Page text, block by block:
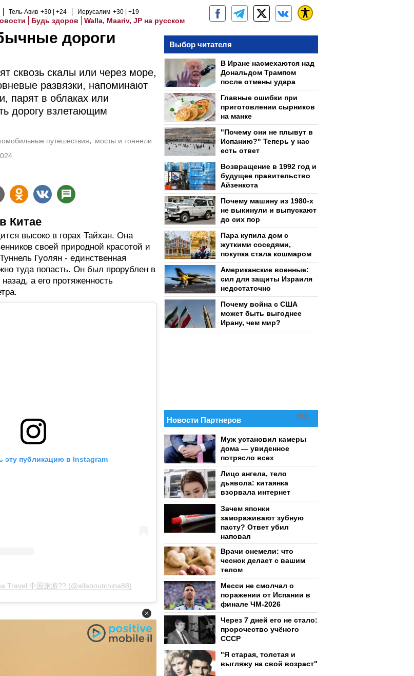
Тель-Авив +30 +24 Иерусалим +30 +19
Будь здоров Walla, Maariv, JP на русском
дороги
сквозь скалы или через море,
развязки, напоминают
парят в облаках или
дорогу взлетающим
путешествия мосты и тоннели
Китае
высоко в горах Тайхан. Она
своей природной красотой и
Гуолян - единственная
туда попасть. Он был прорублен в
а его протяженность
эту публикацию в Instagram
Travel 中国旅游?? (@allaboutchina88)
Выбор читателя
В Иране насмехаются над
Дональдом Трампом
после отмены удара
Главные ошибки при
приготовлении сырников
на манке
"Почему они не плывут в
Испанию?" Теперь у нас
есть ответ
Возвращение в 1992 год и
будущее правительство
Айзенкота
Почему машину из 1980-х
не выкинули и выпускают
до сих пор
Пара купила дом с
жуткими соседями,
покупка стала кошмаром
Американские военные:
сил для защиты Израиля
недостаточно
Почему война с США
может быть выгоднее
Ирану, чем мир?